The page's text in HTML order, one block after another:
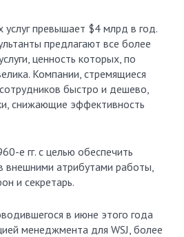
превышает $4 млрд в год.
предлагают все более
ценность которых, по
Компании, стремящиеся
быстро и дешево,
снижающие эффективность
е гг. с целью обеспечить
внешними атрибутами работы,
и секретарь.
в июне этого года
менеджмента для WSJ, более